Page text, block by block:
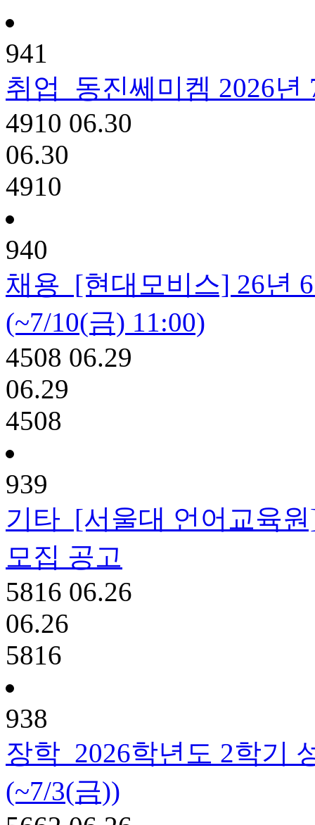
941
취업
동진쎄미켐 2026년
4910 06.30
06.30
4910
940
채용 [현대모비스] 26년
(~7/10(금) 11:00)
4508 06.29
06.29
4508
939
기타 [서울대 언어교육
모집 공고
5816 06.26
06.26
5816
938
장학 2026학년도 2학기
(~7/3(금))